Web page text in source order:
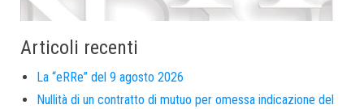
Articoli recenti
La “eRRe” del 9 agosto 2026
Nullità di un contratto di mutuo per omessa indicazione del